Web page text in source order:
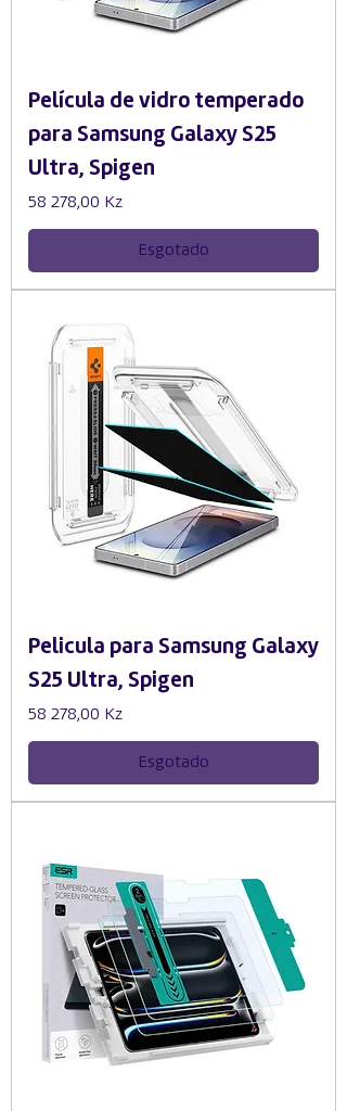
Película de vidro temperado
para Samsung Galaxy S25
Ultra, Spigen
Preço
58 278,00 Kz
Esgotado
Pelicula para Samsung Galaxy
S25 Ultra, Spigen
Preço
58 278,00 Kz
Esgotado